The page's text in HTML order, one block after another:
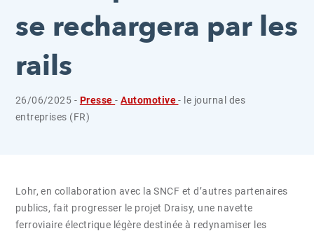
se rechargera par les
rails
26/06/2025 - Presse-Automotive- le journal des
entreprises (FR)
Lohr, en collaboration avec la SNCF et d’autres partenaires
publics, fait progresser le projet Draisy, une navette
ferroviaire électrique légère destinée à redynamiser les